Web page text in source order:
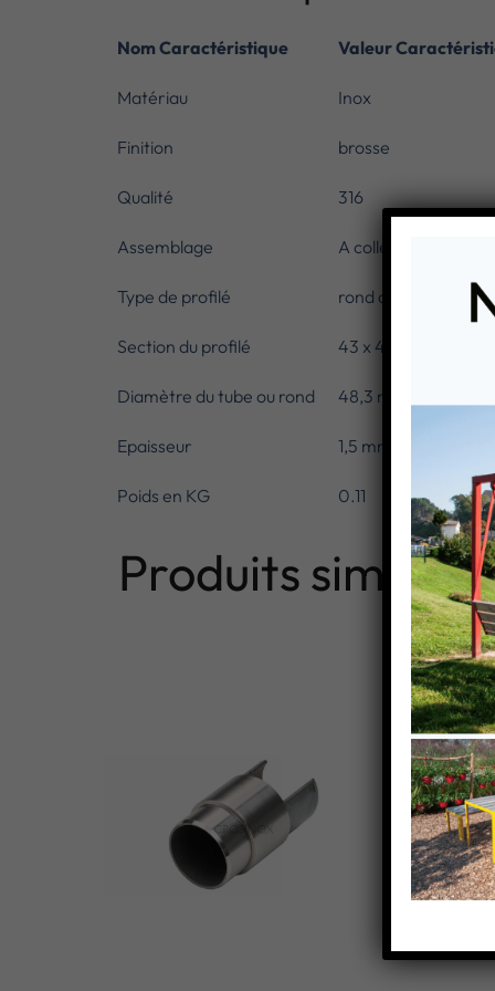
Nom Caractéristique Valeur
Matériau Inox
Finition brosse
Qualité 316
Assemblage A coller
Type de profilé rond a double gorge
Section du profilé 43 x 48,3 mm
Diamètre du tube ou rond 48,3 mm
Epaisseur 1,5 mm
Poids en KG 0.11
Produits